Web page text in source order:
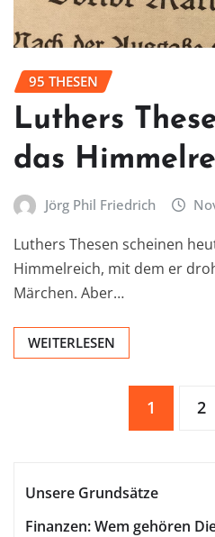
95 THESEN
Luthers
das
Jörg Phil Friedrich
Luthers Thesen scheinen
Himmelreich, mit dem er
Märchen. Aber…
WEITERLESEN
Beiträge
1 2
Unsere Grundsätze
Finanzen: Wem gehören